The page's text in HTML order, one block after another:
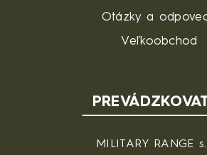
Otázky a
Veľkoobchod
MILITARY RANGE